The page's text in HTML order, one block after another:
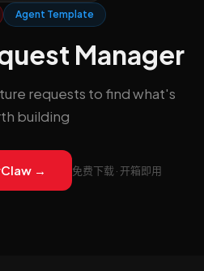
Agent Template
Manager
requests to find what's
building
→ 免费下载 · 开箱即用